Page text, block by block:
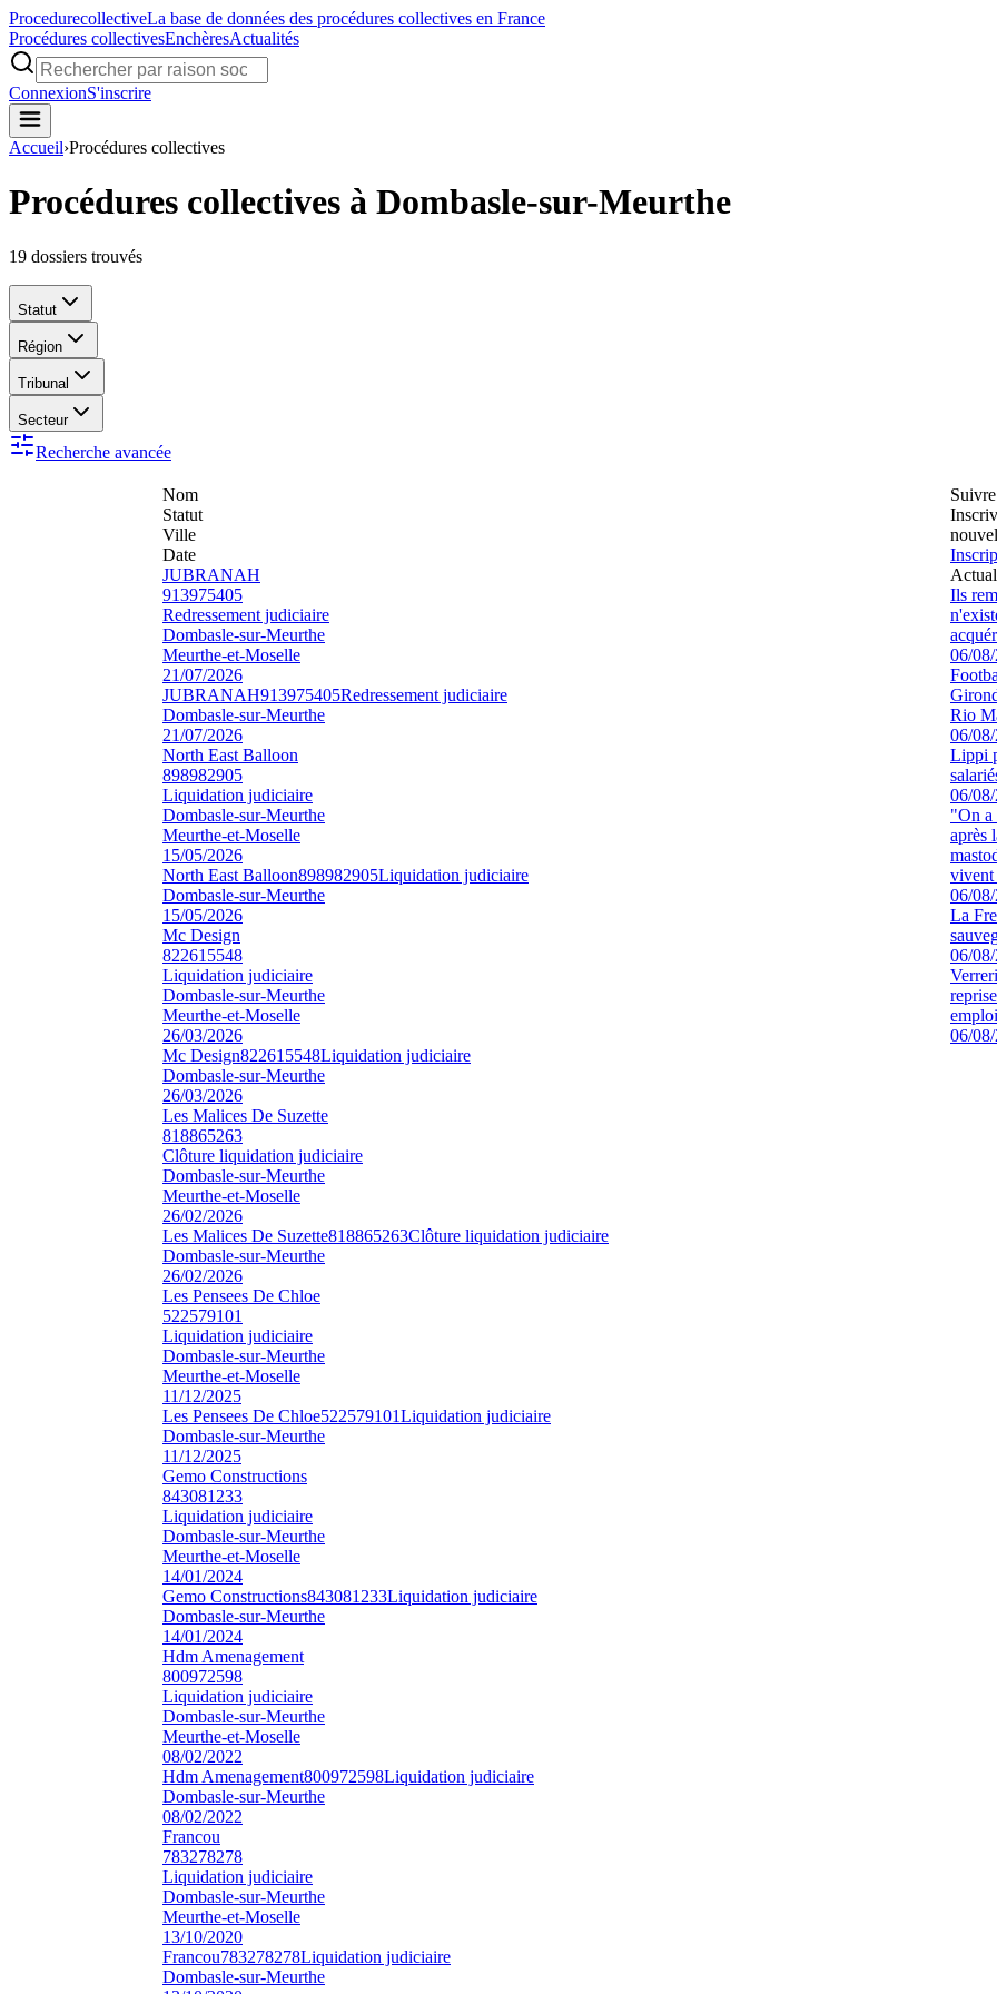
ProcedurecollectiveLa base de données des procédures collectives en France
Procédures collectivesEnchèresActualités
ConnexionS'inscrire
Accueil›Procédures collectives
Procédures collectives à Dombasle-sur-Meurthe
19 dossiers trouvés
Statut
Région
Tribunal
Secteur
Recherche avancée
Nom
Statut
Ville
Date
JUBRANAH
913975405
Redressement judiciaire
Dombasle-sur-Meurthe
Meurthe-et-Moselle
21/07/2026
JUBRANAH913975405Redressement judiciaire
Dombasle-sur-Meurthe
21/07/2026
North East Balloon
898982905
Liquidation judiciaire
Dombasle-sur-Meurthe
Meurthe-et-Moselle
15/05/2026
North East Balloon898982905Liquidation judiciaire
Dombasle-sur-Meurthe
15/05/2026
Mc Design
822615548
Liquidation judiciaire
Dombasle-sur-Meurthe
Meurthe-et-Moselle
26/03/2026
Mc Design822615548Liquidation judiciaire
Dombasle-sur-Meurthe
26/03/2026
Les Malices De Suzette
818865263
Clôture liquidation judiciaire
Dombasle-sur-Meurthe
Meurthe-et-Moselle
26/02/2026
Les Malices De Suzette818865263Clôture liquidation judiciaire
Dombasle-sur-Meurthe
26/02/2026
Les Pensees De Chloe
522579101
Liquidation judiciaire
Dombasle-sur-Meurthe
Meurthe-et-Moselle
11/12/2025
Les Pensees De Chloe522579101Liquidation judiciaire
Dombasle-sur-Meurthe
11/12/2025
Gemo Constructions
843081233
Liquidation judiciaire
Dombasle-sur-Meurthe
Meurthe-et-Moselle
14/01/2024
Gemo Constructions843081233Liquidation judiciaire
Dombasle-sur-Meurthe
14/01/2024
Hdm Amenagement
800972598
Liquidation judiciaire
Dombasle-sur-Meurthe
Meurthe-et-Moselle
08/02/2022
Hdm Amenagement800972598Liquidation judiciaire
Dombasle-sur-Meurthe
08/02/2022
Francou
783278278
Liquidation judiciaire
Dombasle-sur-Meurthe
Meurthe-et-Moselle
13/10/2020
Francou783278278Liquidation judiciaire
Dombasle-sur-Meurthe
Ils
06/
Rio
06/
Lippi
06/
"On a
après
vivent
06/
La
06/
06/